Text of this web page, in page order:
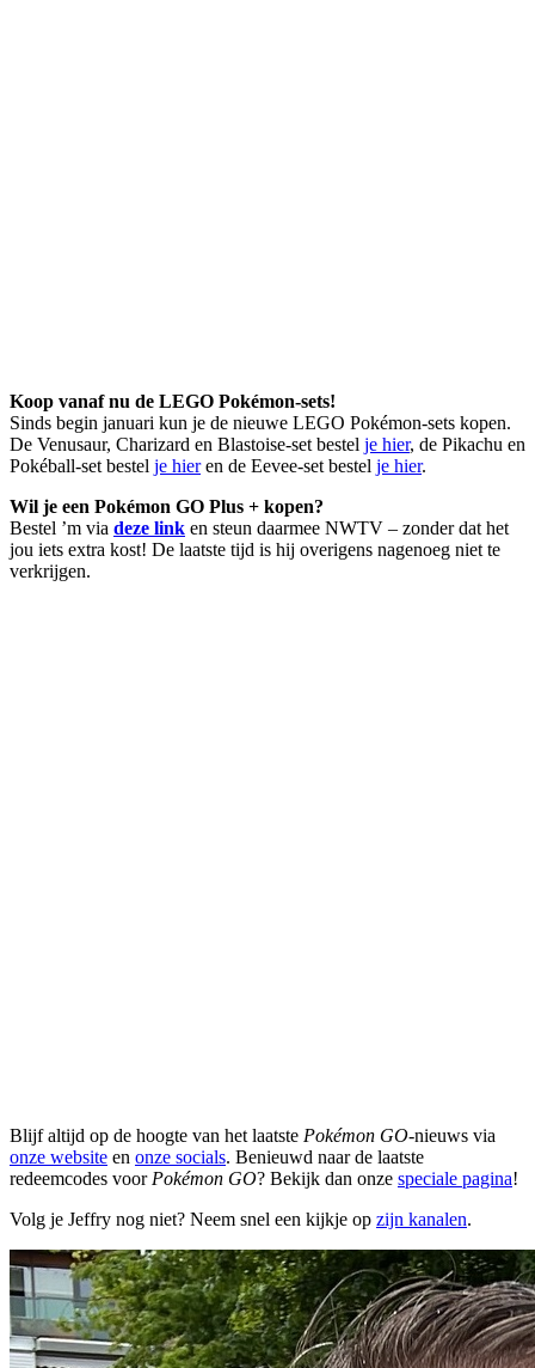
Koop vanaf nu de LEGO Pokémon-sets!
Sinds begin januari kun je de nieuwe LEGO Pokémon-sets kopen.
De Venusaur, Charizard en Blastoise-set bestel je hier, de Pikachu en
Pokéball-set bestel je hieren de Eevee-set bestel je hier.
Wil je een Pokémon GO Plus + kopen?
Bestel ’m via deze link en steun daarmee NWTV – zonder dat het
jou iets extra kost! De laatste tijd is hij overigens nagenoeg niet te
verkrijgen.
Blijf altijd op de hoogte van het laatste Pokémon GO-nieuws via
onze website en onze socials. Benieuwd naar de laatste
redeemcodes voor Pokémon GO? Bekijk dan onze speciale pagina!
Volg je Jeffry nog niet? Neem snel een kijkje op zijn kanalen.